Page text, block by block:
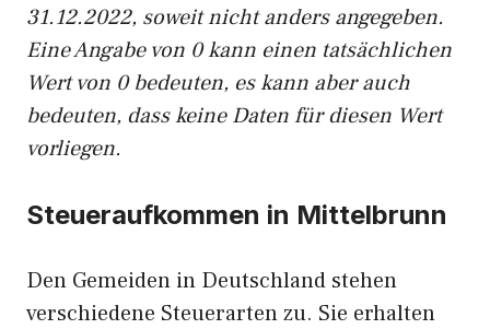
31.12.2022, soweit nicht anders angegeben.
Eine Angabe von 0 kann einen tatsächlichen
Wert von 0 bedeuten, es kann aber auch
bedeuten, dass keine Daten für diesen Wert
vorliegen.
Steueraufkommen in Mittelbrunn
Den Gemeiden in Deutschland stehen
verschiedene Steuerarten zu. Sie erhalten